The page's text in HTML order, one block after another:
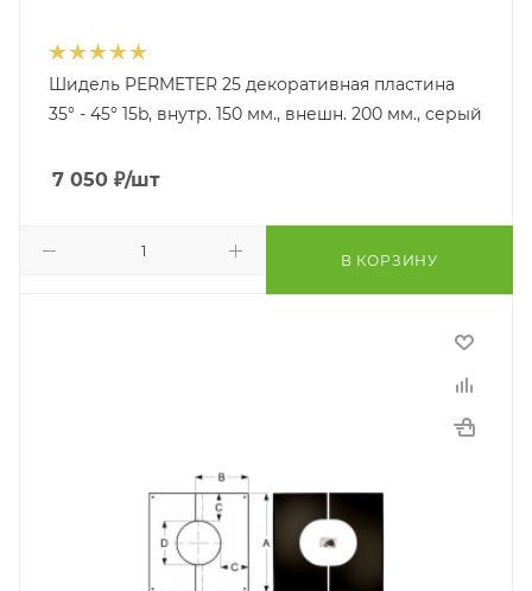
Шидель PERMETER 25 декоративная пластина
35° - 45° 15b, внутр. 150 мм., внешн. 200 мм., серый
7 050 ₽/шт
В КОРЗИНУ